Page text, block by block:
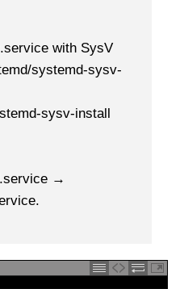
with SysV
systemd-sysv-
sysv-install
→